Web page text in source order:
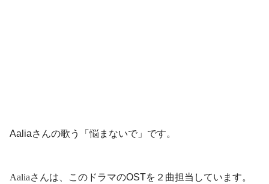
Aaliaさんの歌う「悩まないで」です。
Aaliaさんは、このドラマのOSTを２曲担当しています。